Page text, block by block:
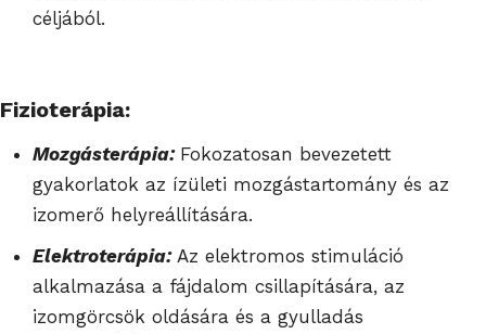
céljából.
Fizioterápia:
Mozgásterápia: Fokozatosan bevezetett
gyakorlatok az ízületi mozgástartomány és az
izomerő helyreállítására.
Elektroterápia: Az elektromos stimuláció
alkalmazása a fájdalom csillapítására, az
izomgörcsök oldására és a gyulladás